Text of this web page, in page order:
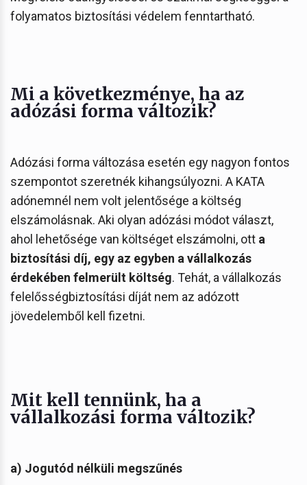
folyamatos biztosítási védelem fenntartható.
Mi a következménye, ha az
adózási forma változik?
Adózási forma változása esetén egy nagyon fontos
szempontot szeretnék kihangsúlyozni. A KATA
adónemnél nem volt jelentősége a költség
elszámolásnak. Aki olyan adózási módot választ,
ahol lehetősége van költséget elszámolni, ott a
biztosítási díj, egy az egyben a vállalkozás
érdekében felmerült költség. Tehát, a vállalkozás
felelősségbiztosítási díját nem az adózott
jövedelemből kell fizetni.
Mit kell tennünk, ha a
vállalkozási forma változik?
a) Jogutód nélküli megszűnés